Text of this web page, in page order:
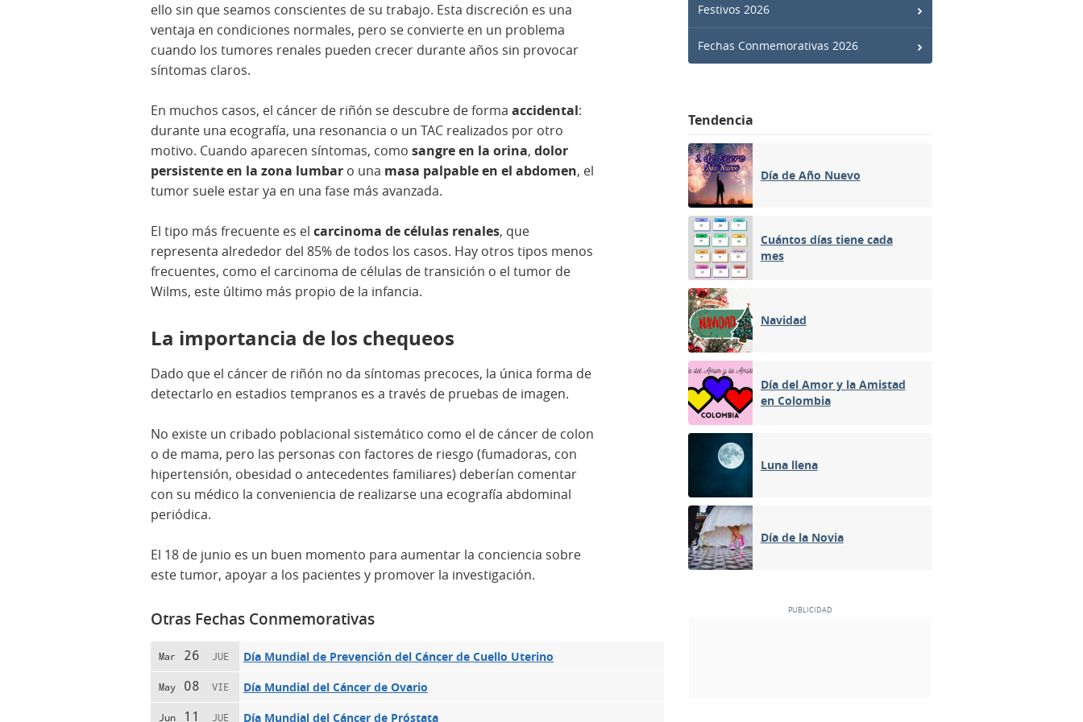
ello sin que seamos conscientes de su trabajo. Esta discreción es una
ventaja en condiciones normales, pero se convierte en un problema
cuando los tumores renales pueden crecer durante años sin provocar
síntomas claros.
En muchos casos, el cáncer de riñón se descubre de forma accidental:
durante una ecografía, una resonancia o un TAC realizados por otro
motivo. Cuando aparecen síntomas, como sangre en la orina, dolor
persistente en la zona lumbar o una masa palpable en el abdomen, el
tumor suele estar ya en una fase más avanzada.
El tipo más frecuente es el carcinoma de células renales, que
representa alrededor del 85% de todos los casos. Hay otros tipos menos
frecuentes, como el carcinoma de células de transición o el tumor de
Wilms, este último más propio de la infancia.
La importancia de los chequeos
Dado que el cáncer de riñón no da síntomas precoces, la única forma de
detectarlo en estadios tempranos es a través de pruebas de imagen.
No existe un cribado poblacional sistemático como el de cáncer de colon
o de mama, pero las personas con factores de riesgo (fumadoras, con
hipertensión, obesidad o antecedentes familiares) deberían comentar
con su médico la conveniencia de realizarse una ecografía abdominal
periódica.
El 18 de junio es un buen momento para aumentar la conciencia sobre
este tumor, apoyar a los pacientes y promover la investigación.
Otras Fechas Conmemorativas
Mar 26 JUE Día Mundial de Prevención del Cáncer de Cuello Uterino
May 08 VIE Día Mundial del Cáncer de Ovario
Jun 11 JUE Día Mundial del Cáncer de Próstata
Festivos 2026
Fechas Conmemorativas 2026
Tendencia
Día de Año Nuevo
Cuántos días tiene cada
mes
Navidad
Día del Amor y la Amistad
en Colombia
Luna llena
Día de la Novia